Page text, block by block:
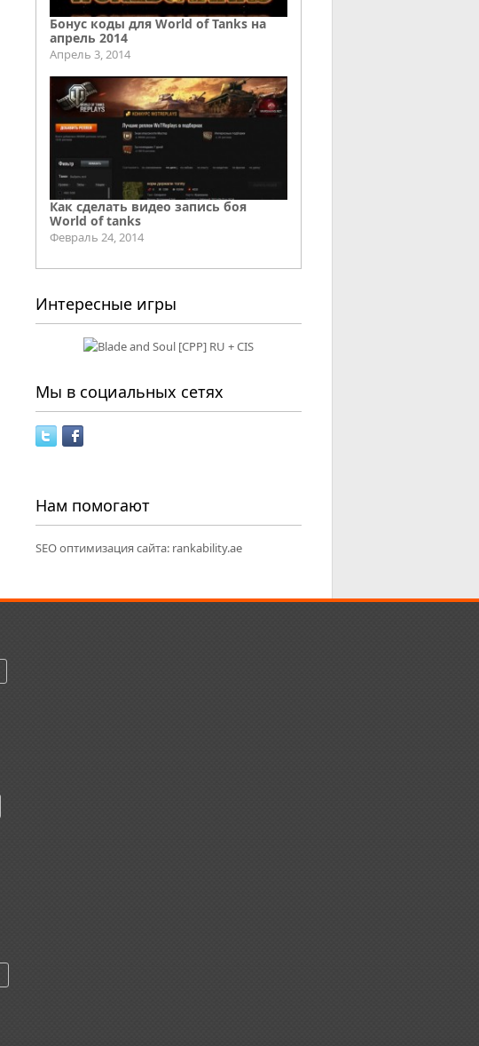
Бонус коды для World of Tanks на
апрель 2014
Апрель 3, 2014
Как сделать видео запись боя
World of tanks
Февраль 24, 2014
Интересные игры
Мы в социальных сетях
Нам помогают
SEO оптимизация сайта: rankability.ae